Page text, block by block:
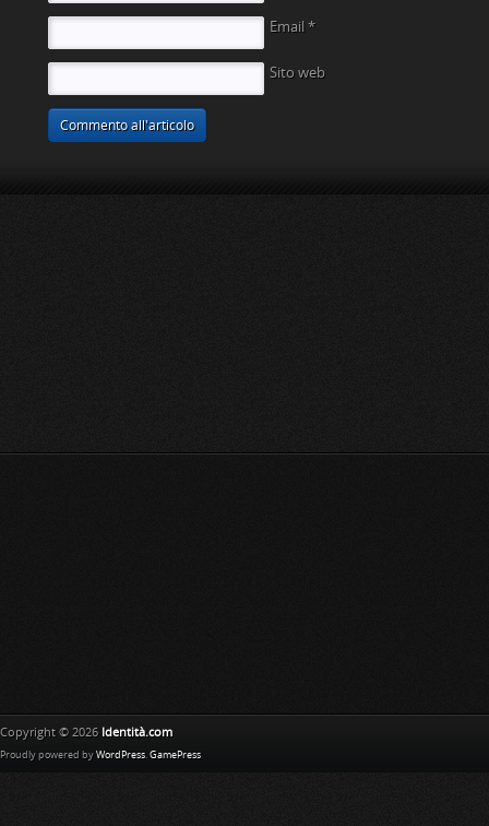
Email *
Sito web
Copyright © 2026 Identità.com
Proudly powered by WordPress. GamePress